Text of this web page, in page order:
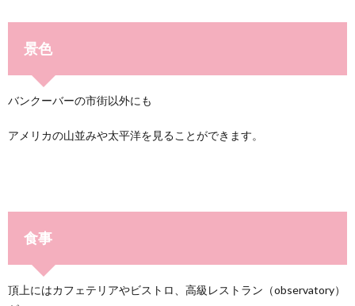
景色
バンクーバーの市街以外にも
アメリカの山並みや太平洋を見ることができます。
食事
頂上にはカフェテリアやビストロ、高級レストラン（observatory）